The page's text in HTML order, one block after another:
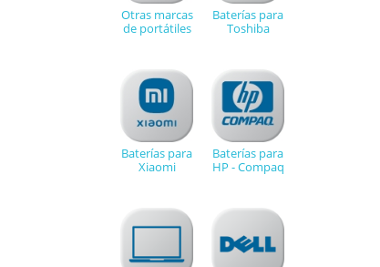
Otras marcas
de portátiles
Baterías para
Toshiba
Baterías para
Xiaomi
Baterías para
HP - Compaq